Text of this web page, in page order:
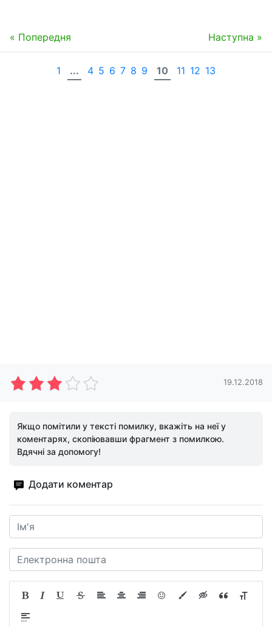
« Попередня Наступна »
1 ... 4 5 6 7 8 9 10 11 12 13
19.12.2018
Якщо помітили у тексті помилку, вкажіть на неї у
коментарях, скопіювавши фрагмент з помилкою.
Вдячні за допомогу!
Додати коментар